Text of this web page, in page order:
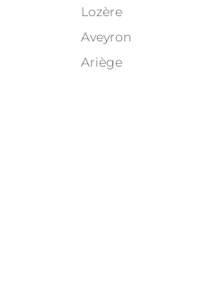
Lozère
Aveyron
Ariège